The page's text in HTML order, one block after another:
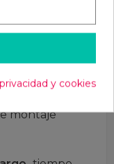
del
montaje
y cookies